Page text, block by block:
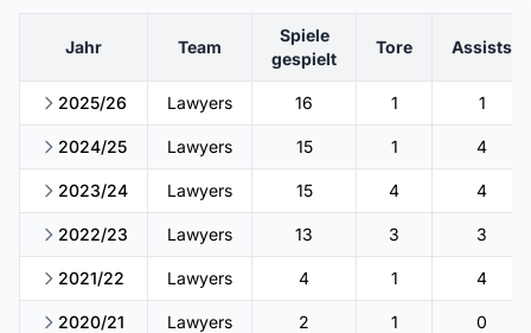
Jahr Team
Spiele
gespielt
Tore Assists
2025/26 Lawyers 16 1 1
2024/25 Lawyers 15 1 4
2023/24 Lawyers 15 4 4
2022/23 Lawyers 13 3 3
2021/22 Lawyers 4 1 4
2020/21 Lawyers 2 1 0